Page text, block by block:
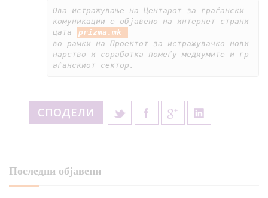
Ова истражување на Центарот за граѓански
комуникации е објавено на интернет страни
цата
prizma.mk
во рамки на Проектот за истражувачко нови
нарство и соработка помеѓу медиумите и гр
аѓанскиот сектор.
СПОДЕЛИ
Последни објавени